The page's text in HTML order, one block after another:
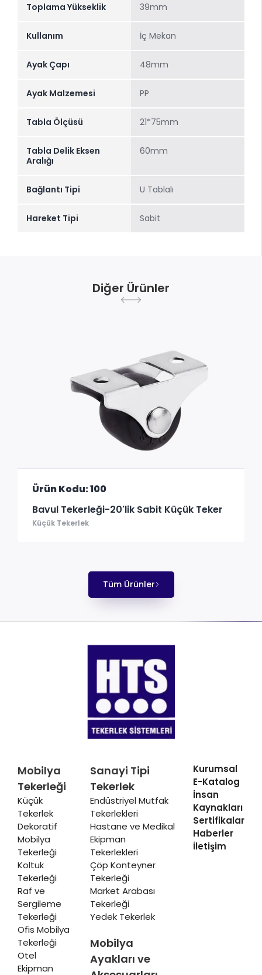
Toplama Yükseklik 39mm
Kullanım İç Mekan
Ayak Çapı 48mm
Ayak Malzemesi PP
Tabla Ölçüsü 21*75mm
Tabla Delik Eksen
Aralığı
60mm
Bağlantı Tipi U Tablalı
Hareket Tipi Sabit
Diğer Ürünler
Ürün Kodu: 100
Bavul Tekerleği-20'lik Sabit Küçük Teker
Küçük Tekerlek
Tüm Ürünler
Mobilya
Tekerleği
Küçük
Tekerlek
Dekoratif
Mobilya
Tekerleği
Koltuk
Tekerleği
Raf ve
Sergileme
Tekerleği
Ofis Mobilya
Tekerleği
Otel
Ekipman
Sanayi Tipi
Tekerlek
Endüstriyel Mutfak
Tekerlekleri
Hastane ve Medikal
Ekipman
Tekerlekleri
Çöp Konteyner
Tekerleği
Market Arabası
Tekerleği
Yedek Tekerlek
Mobilya
Ayakları ve
Kurumsal
E-Katalog
İnsan
Kaynakları
Sertifikalar
Haberler
İletişim